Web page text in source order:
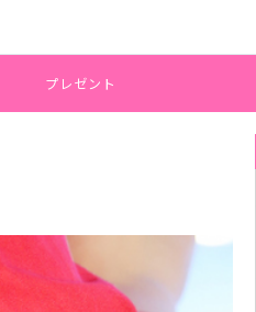
プレゼント